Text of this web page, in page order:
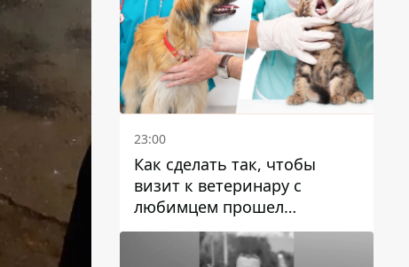
23:00
Как сделать так, чтобы
визит к ветеринару с
любимцем прошел
спокойно: простые советы